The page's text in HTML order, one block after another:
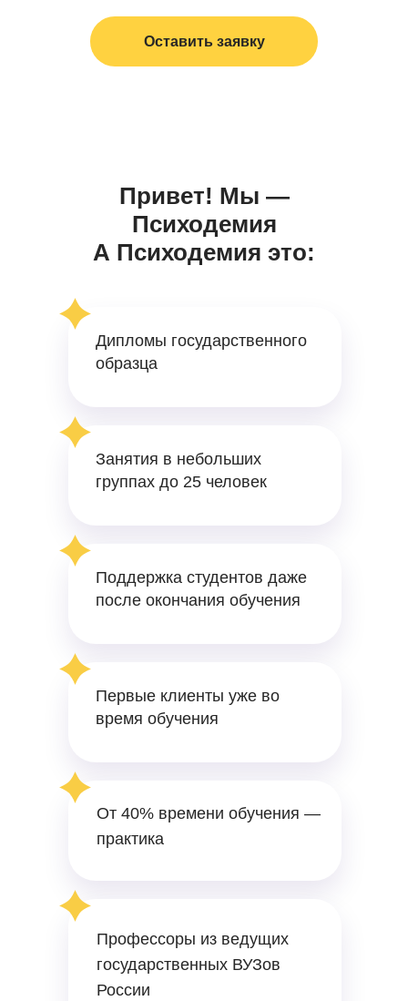
Оставить заявку
Привет! Мы —
Психодемия
А Психодемия это:
Дипломы государственного
образца
Занятия в небольших
группах до 25 человек
Поддержка студентов даже
после окончания обучения
Первые клиенты уже во
время обучения
От 40% времени обучения —
практика
Профессоры из ведущих
государственных ВУЗов
России